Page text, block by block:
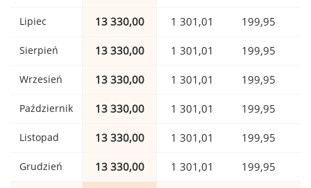
Lipiec 13 330,00 1 301,01 199,95
Sierpień 13 330,00 1 301,01 199,95
Wrzesień 13 330,00 1 301,01 199,95
Październik 13 330,00 1 301,01 199,95
Listopad 13 330,00 1 301,01 199,95
Grudzień 13 330,00 1 301,01 199,95